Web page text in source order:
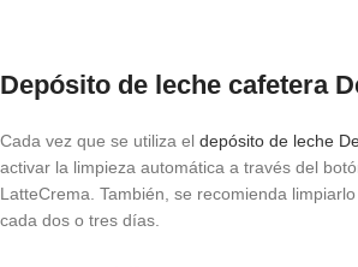
Depósito de leche cafetera
Cada vez que se utiliza el depósito de leche
activar la limpieza automática a través del
LatteCrema. También, se recomienda
cada dos o tres días.